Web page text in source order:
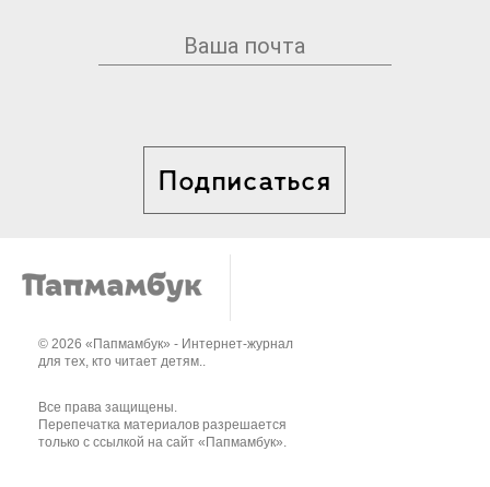
Подписаться
© 2026 «Папмамбук» - Интернет-журнал
для тех, кто читает детям..
Все права защищены.
Перепечатка материалов разрешается
только с ссылкой на сайт «Папмамбук».